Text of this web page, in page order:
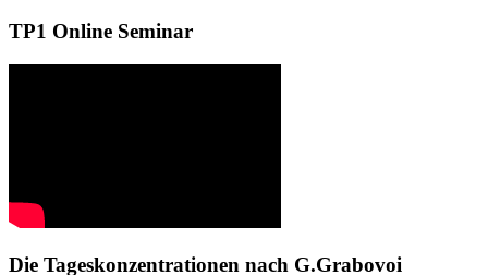
TP1 Online Seminar
Die Tageskonzentrationen nach G.Grabovoi